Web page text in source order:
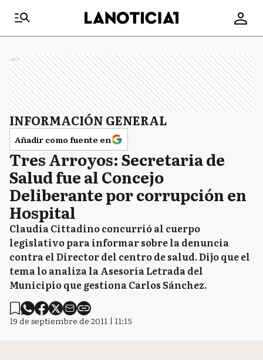
Ads
INFORMACIÓN GENERAL
Añadir como fuente en
Tres Arroyos: Secretaria de
Salud fue al Concejo
Deliberante por corrupción en
Hospital
Claudia Cittadino concurrió al cuerpo
legislativo para informar sobre la denuncia
contra el Director del centro de salud. Dijo que el
tema lo analiza la Asesoría Letrada del
Municipio que gestiona Carlos Sánchez.
19 de septiembre de 2011 | 11:15